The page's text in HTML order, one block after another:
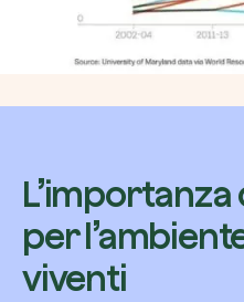
per
viventi